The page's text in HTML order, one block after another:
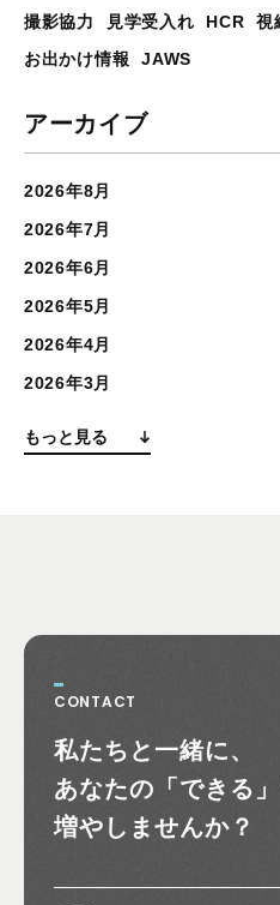
撮影協力
見学受入れ HCR 視
お出かけ情報
JAWS
アーカイブ
2026年8月
2026年7月
2026年6月
2026年5月
2026年4月
2026年3月
もっと見る
CONTACT
私たちと一緒に、
あなたの 「できる
増やしませんか？